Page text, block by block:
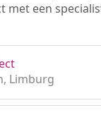
met een
Limburg